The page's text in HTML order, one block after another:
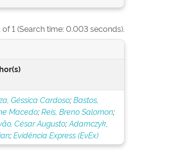
of 1 (Search time: 0.003 seconds).
Géssica Cardoso;Bastos,
Macedo;Reis, Breno Salomon;
César Augusto;Adamczyk,
;Evidência Express (EvEx)